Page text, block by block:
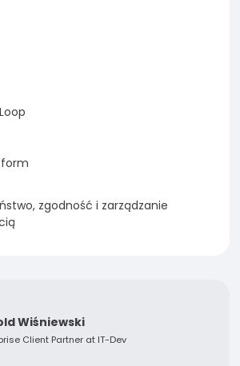
zgodność i zarządzanie
Wiśniewski
Client Partner at IT-Dev